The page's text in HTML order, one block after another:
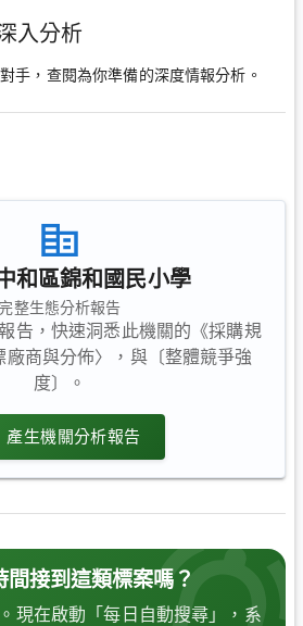
入分析
手，查閱為你準備的深度情報分析。
和區錦和國民小學
整生態分析報告
告，快速洞悉此機關的《採購規
商與分佈〉，與〔整體競爭強
度〕。
產生機關分析報告
間接到這類標案嗎？
現在啟動「每日自動搜尋」，系